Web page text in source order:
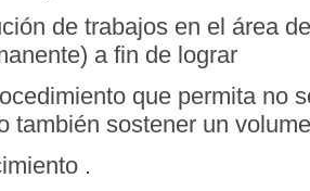
de trabajos en el área
a fin de lograr
que permita no
también sostener un
.